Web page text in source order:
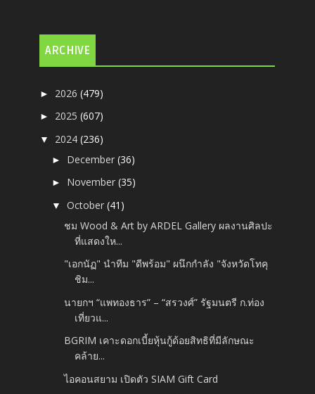
ARCHIVE
► 2026(479)
► 2025(607)
▼ 2024(236)
► December(36)
► November(35)
▼October(41)
ชม Wood & Art by ARDEL Gallery ผลงานศิลปะ
ที่แสดงให...
"เอกนัฏ" นำทีม "ดีพร้อม" ผนึกกำลัง "จังหวัดโทคุ
ชิม...
นายกฯ “แพทองธาร” – “สรวงศ์” รัฐมนตรี ก.ท่อง
เที่ยวแ...
BGRIM เคาะดอกเบี้ยหุ้นกู้ด้อยสิทธิที่มีลักษณะ
คล้าย...
ไอคอนสยาม เปิดตัว SIAM Gift Card